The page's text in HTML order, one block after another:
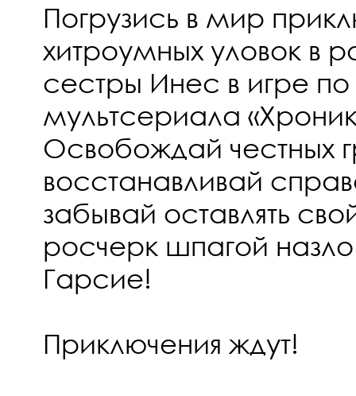
Погрузись в мир
хитроумных уловок в
сестры Инес в игре
мультсериала
Освобождай честных
восстанавливай
забывай оставлять
росчерк шпагой
Гарсие!
Приключения ждут!